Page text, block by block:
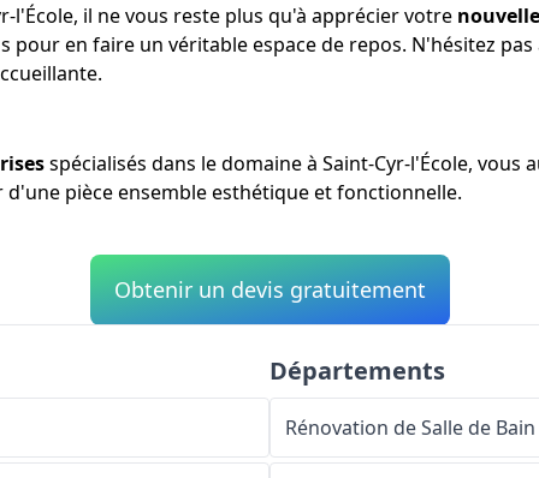
l'École, il ne vous reste plus qu'à apprécier votre
pour en faire un véritable espace de repos. N'hésitez
spécialisés dans le domaine à Saint-Cyr-l'École,
pièce ensemble esthétique et fonctionnelle.
Obtenir un devis gratuitement
Départements
Rénovation de Salle de Bain